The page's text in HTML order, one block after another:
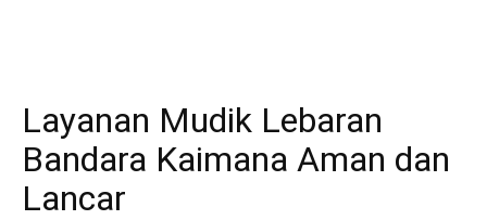
Layanan Mudik Lebaran
Bandara Kaimana Aman dan
Lancar